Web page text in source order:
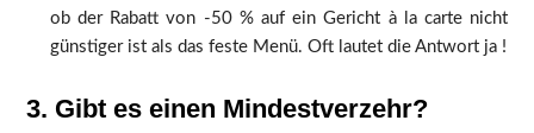
ob der Rabatt von -50 % auf ein Gericht à la carte nicht
günstiger ist als das feste Menü. Oft lautet die Antwort ja !
3. Gibt es einen Mindestverzehr?